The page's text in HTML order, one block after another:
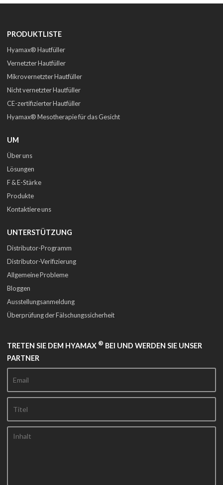
PRODUKTLISTE
Hyamax® Hautfüller
Vernetzter Hautfüller
Mikrovernetzter Hautfüller
Nicht vernetzter Hautfüller
CE-zertifizierter Hautfüller
Hyamax® Mesotherapie für das Gesicht
UM
Über uns
Lösungen
F & E-Stärke
Produkte
Kontaktiere uns
UNTERSTÜTZUNG
Distributor-Programm
Distributor-Verifizierung
Allgemeine Probleme
Bloggen
Ausstellungsanmeldung
Überprüfung der Fälschungssicherheit
TRETEN SIE DEM HYAMAX ® BEI UND WERDEN SIE UNSER
PARTNER